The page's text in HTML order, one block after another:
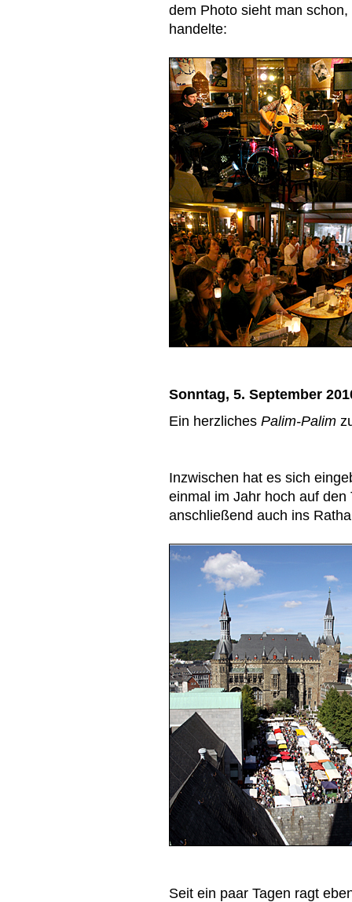
dem Photo sieht man
handelte:
Sonntag, 5. September
Ein herzliches Palim-Palim
Inzwischen hat es sich
einmal im Jahr hoch auf
anschließend auch ins
Seit ein paar Tagen ragt